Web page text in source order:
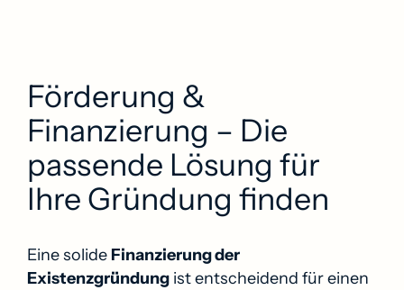
Förderung &
Finanzierung – Die
passende Lösung für
Ihre Gründung finden
Eine solideFinanzierung der
Existenzgründung ist entscheidend für einen